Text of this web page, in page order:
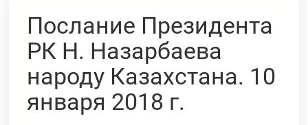
Послание Президента
РК Н. Назарбаева
народу Казахстана. 10
января 2018 г.